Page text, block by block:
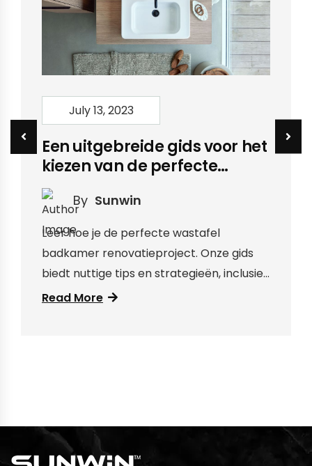
July 13, 2023
Een uitgebreide gids voor het
kiezen van de perfecte
wastafel badkamer
By Sunwin
Leer hoe je de perfecte wastafel
badkamer renovatieproject. Onze gids
biedt nuttige tips en strategieën, inclusief
overwegingen voor de algehele stijl,
Read More